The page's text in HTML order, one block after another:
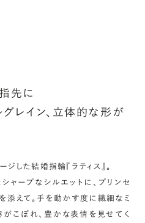
ザインがございます。詳細はお問い合
ください
ターサービス詳細
ダイヤモンドなど、お好みの
ことができます。ショッピング
お選びください (有料)。
先に
レイン、立体的な形が
した結婚指輪『ラティス』。
ャープなシルエットに、プリンセ
添えて。手を動かす度に繊細なミ
こぼれ、豊かな表情を見せてく